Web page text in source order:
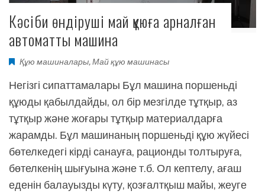
Кәсіби өндіруші май құюға арналған
автоматты машина
Құю машиналары,Май құю машинасы
Негізгі сипаттамалары Бұл машина поршеньді
құюды қабылдайды, ол бір мезгілде тұтқыр, аз
тұтқыр және жоғары тұтқыр материалдарға
жарамды. Бұл машинаның поршеньді құю жүйесі
бөтелкедегі кірді санауға, рационды толтыруға,
бөтелкенің шығуына және т.б. Ол кептелу, ағаш
еденін балауызды күту, қозғалтқыш майы, жеуге